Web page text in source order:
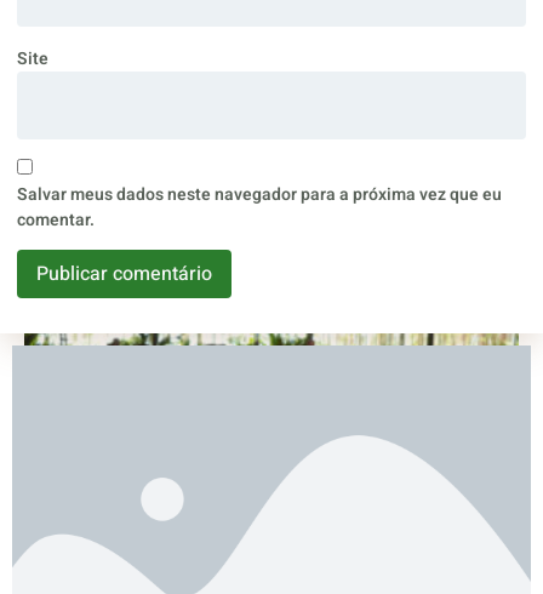
Site
Salvar meus dados neste navegador para a próxima vez que eu
comentar.